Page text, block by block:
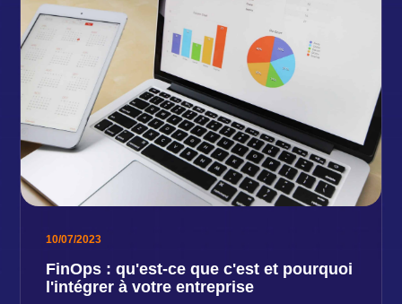
10/07/2023
FinOps : qu'est-ce que c'est et pourquoi
l'intégrer à votre entreprise